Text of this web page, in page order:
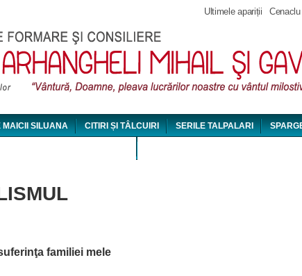
Jump to
Ultimele apariții
SILUANA CITIRI ȘI TÂLCUIRI SERILE TALPALARI
familiei mele